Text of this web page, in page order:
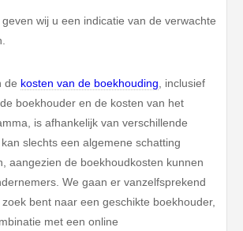
wij u een indicatie van de verwachte
de kosten van de boekhouding , inclusief
boekhouder en de kosten van het
is afhankelijk van verschillende
slechts een algemene schatting
aangezien de boekhoudkosten kunnen
We gaan er vanzelfsprekend
bent naar een geschikte boekhouder,
met een online